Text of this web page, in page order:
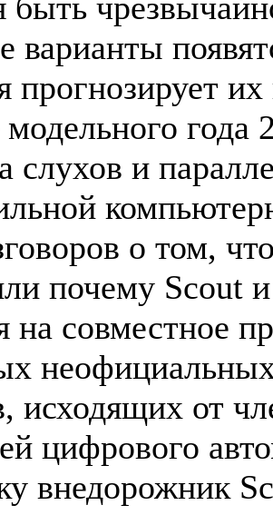
варианты
прогнозирует
модельного
слухов и
о том,
почему Scout
на совместное
исходящих от
цифрового
внедорожник